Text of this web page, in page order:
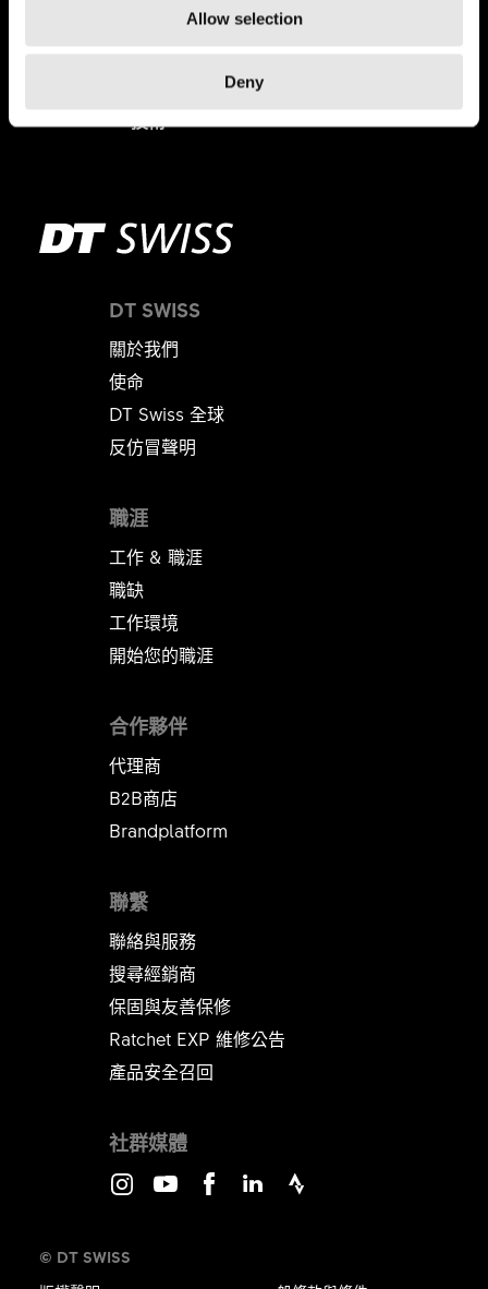
Allow selection
Deny
DT SWISS
關於我們
使命
DT Swiss 全球
反仿冒聲明
職涯
工作 & 職涯
職缺
工作環境
開始您的職涯
聯繫
聯絡與服務
搜尋經銷商
保固與友善保修
Ratchet EXP 維修公告​​​​​​​
產品安全召回
合作夥伴
代理商
B2B商店
Brandplatform
社群媒體
© DT SWISS